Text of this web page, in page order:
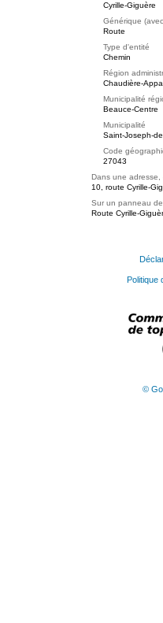
Cyrille-Giguère
Générique
Route
Type d'entité
Chemin
Région
Chaudière-
Municipalité
Beauce-Centre
Municipalité
Saint-Joseph-
Code
27043
Dans une adresse,
10, route Cyrille-
Sur un panneau
Route Cyrille-
Politique
©